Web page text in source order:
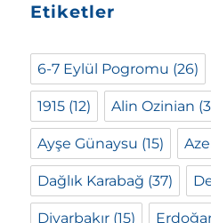
Etiketler
6-7 Eylül Pogromu (26)
1915 (12) Alin Ozinian
Ayşe Günaysu (15)
Dağlık Karabağ (37)
Diyarbakır (15)